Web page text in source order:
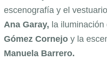
escenografía y el
Ana Garay, la iluminación
Gómez Cornejo y la
Manuela Barrero.